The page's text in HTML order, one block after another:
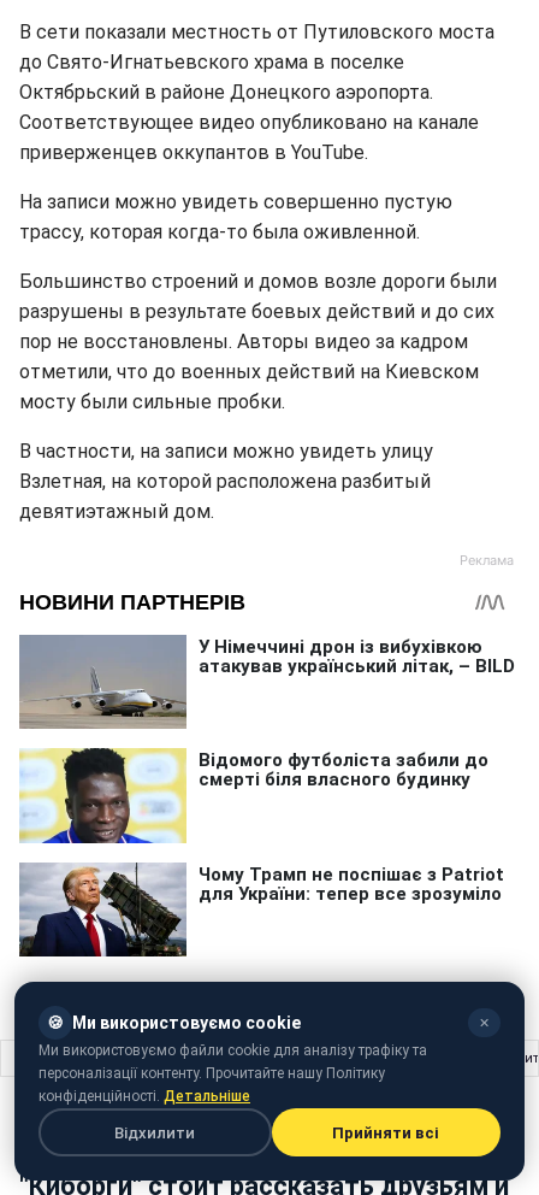
В сети показали местность от Путиловского моста
до Свято-Игнатьевского храма в поселке
Октябрьский в районе Донецкого аэропорта.
Соответствующее видео опубликовано на канале
приверженцев оккупантов в YouTube.
На записи можно увидеть совершенно пустую
трассу, которая когда-то была оживленной.
Большинство строений и домов возле дороги были
разрушены в результате боевых действий и до сих
пор не восстановлены. Авторы видео за кадром
отметили, что до военных действий на Киевском
мосту были сильные пробки.
В частности, на записи можно увидеть улицу
Взлетная, на которой расположена разбитый
девятиэтажный дом.
Головна › Кіно та ТБ › "Герої не вмирають": почему о фильме "Киборги"
КІНО ТА ТБ 07 грудня 2017 · 14:55
"Герої не вмирають": почему о фильме
"Киборги" стоит рассказать друзьям и
🍪 Ми використовуємо cookie ✕
Ми використовуємо файли cookie для аналізу трафіку та
персоналізації контенту. Прочитайте нашу Політику
конфіденційності. Детальніше
Відхилити Прийняти всі